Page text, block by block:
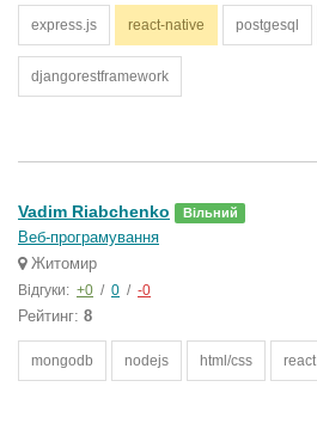
express.js react-native postgesql
djangorestframework
Vadim Riabchenko Вільний
Веб-програмування
Житомир
Відгуки: +0 / 0 / -0
Рейтинг: 8
mongodb nodejs html/css react